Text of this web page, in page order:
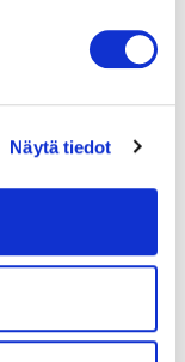
Näytä tiedot